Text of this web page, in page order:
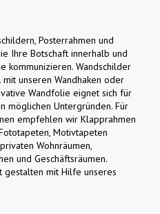
Posterrahmen und
Ihre Botschaft innerhalb und
kommunizieren. Wandschilder
unseren Wandhaken oder
Wandfolie eignet sich für
möglichen Untergründen. Für
empfehlen wir Klapprahmen
Motivtapeten
Wohnräumen,
und Geschäftsräumen.
gestalten mit Hilfe unseres